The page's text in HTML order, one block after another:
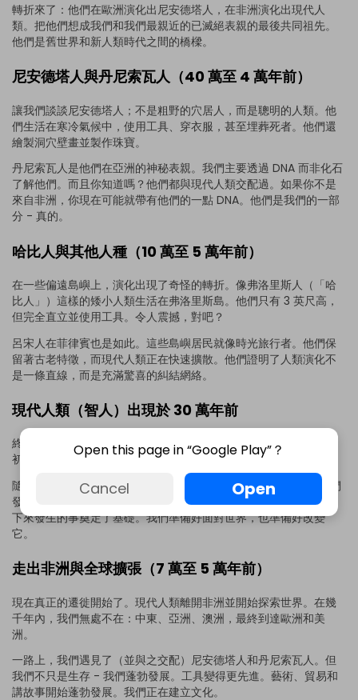
轉折來了：他們在歐洲演化出尼安德塔人，在非洲演化出現代人
類。把他們想成我們和我們最親近的已滅絕表親的最後共同祖先。
他們是舊世界和新人類時代之間的橋樑。
尼安德塔人與丹尼索瓦人（40 萬至 4 萬年前）
讓我們談談尼安德塔人；不是粗野的穴居人，而是聰明的人類。他
們生活在寒冷氣候中，使用工具、穿衣服，甚至埋葬死者。他們還
繪製洞穴壁畫並製作珠寶。
丹尼索瓦人是他們在亞洲的神秘表親。我們主要透過 DNA 而非化石
了解他們。而且你知道嗎？他們都與現代人類交配過。如果你不是
來自非洲，你現在可能就帶有他們的一點 DNA。他們是我們的一部
分 - 真的。
哈比人與其他人種（10 萬至 5 萬年前）
在一些偏遠島嶼上，演化出現了奇怪的轉折。像弗洛里斯人（「哈
比人」）這樣的矮小人類生活在弗洛里斯島。他們只有 3 英尺高，
但完全直立並使用工具。令人震撼，對吧？
呂宋人在菲律賓也是如此。這些島嶼居民就像時光旅行者。他們保
留著古老特徵，而現代人類正在快速擴散。他們證明了人類演化不
是一條直線，而是充滿驚喜的糾結網絡。
現代人類（智人）出現於 30 萬年前
終於，智人 - 那就是我們。我們大約在 30 萬年前出現在非洲。起
初，我們看起來相當現代，但行為仍然很像早期人類。
隨著時間推移，我們的大腦，大約 1300-1500 立方公分，幫助我們
發展出複雜的語言、創造力和長期規劃。這不是一蹴可幾，但為接
下來發生的事奠定了基礎。我們準備好面對世界，也準備好改變
它。
走出非洲與全球擴張（7 萬至 5 萬年前）
現在真正的遷徙開始了。現代人類離開非洲並開始探索世界。在幾
千年內，我們無處不在：中東、亞洲、澳洲，最終到達歐洲和美
洲。
一路上，我們遇見了（並與之交配）尼安德塔人和丹尼索瓦人。但
我們不只是生存 - 我們蓬勃發展。工具變得更先進。藝術、貿易和
講故事開始蓬勃發展。我們正在建立文化。
Open this page in “Google Play”？
Cancel Open